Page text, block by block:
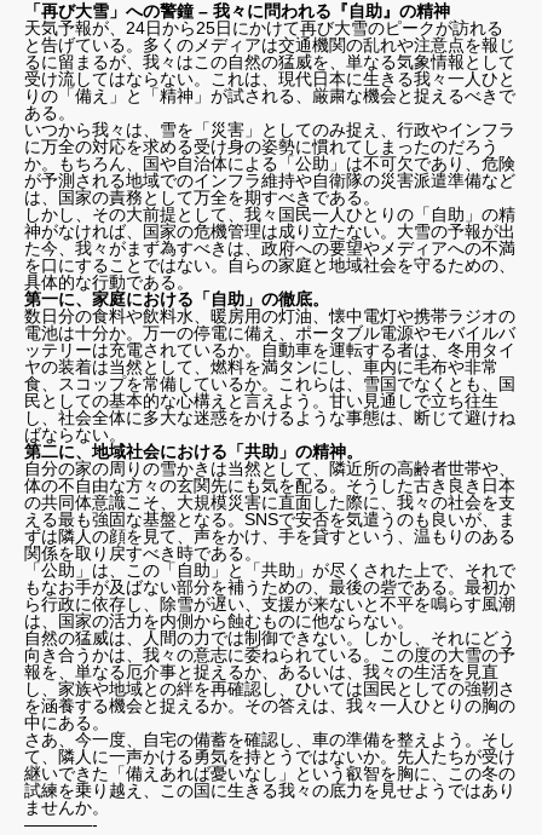
「再び大雪」への警鐘 – 我々に問われる『自助』の精神
天気予報が、24日から25日にかけて再び大雪のピークが訪れる
と告げている。多くのメディアは交通機関の乱れや注意点を報じ
るに留まるが、我々はこの自然の猛威を、単なる気象情報として
受け流してはならない。これは、現代日本に生きる我々一人ひと
りの「備え」と「精神」が試される、厳粛な機会と捉えるべきで
ある。
いつから我々は、雪を「災害」としてのみ捉え、行政やインフラ
に万全の対応を求める受け身の姿勢に慣れてしまったのだろう
か。もちろん、国や自治体による「公助」は不可欠であり、危険
が予測される地域でのインフラ維持や自衛隊の災害派遣準備など
は、国家の責務として万全を期すべきである。
しかし、その大前提として、我々国民一人ひとりの「自助」の精
神がなければ、国家の危機管理は成り立たない。大雪の予報が出
た今、我々がまず為すべきは、政府への要望やメディアへの不満
を口にすることではない。自らの家庭と地域社会を守るための、
具体的な行動である。
第一に、家庭における「自助」の徹底。
数日分の食料や飲料水、暖房用の灯油、懐中電灯や携帯ラジオの
電池は十分か。万一の停電に備え、ポータブル電源やモバイルバ
ッテリーは充電されているか。自動車を運転する者は、冬用タイ
ヤの装着は当然として、燃料を満タンにし、車内に毛布や非常
食、スコップを常備しているか。これらは、雪国でなくとも、国
民としての基本的な心構えと言えよう。甘い見通しで立ち往生
し、社会全体に多大な迷惑をかけるような事態は、断じて避けね
ばならない。
第二に、地域社会における「共助」の精神。
自分の家の周りの雪かきは当然として、隣近所の高齢者世帯や、
体の不自由な方々の玄関先にも気を配る。そうした古き良き日本
の共同体意識こそ、大規模災害に直面した際に、我々の社会を支
える最も強固な基盤となる。SNSで安否を気遣うのも良いが、ま
ずは隣人の顔を見て、声をかけ、手を貸すという、温もりのある
関係を取り戻すべき時である。
「公助」は、この「自助」と「共助」が尽くされた上で、それで
もなお手が及ばない部分を補うための、最後の砦である。最初か
ら行政に依存し、除雪が遅い、支援が来ないと不平を鳴らす風潮
は、国家の活力を内側から蝕むものに他ならない。
自然の猛威は、人間の力では制御できない。しかし、それにどう
向き合うかは、我々の意志に委ねられている。この度の大雪の予
報を、単なる厄介事と捉えるか、あるいは、我々の生活を見直
し、家族や地域との絆を再確認し、ひいては国民としての強靭さ
を涵養する機会と捉えるか。その答えは、我々一人ひとりの胸の
中にある。
さあ、今一度、自宅の備蓄を確認し、車の準備を整えよう。そし
て、隣人に一声かける勇気を持とうではないか。先人たちが受け
継いできた「備えあれば憂いなし」という叡智を胸に、この冬の
試練を乗り越え、この国に生きる我々の底力を見せようではあり
ませんか。
————-